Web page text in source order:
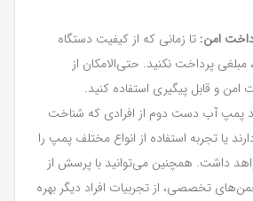
امن: تا زمانی که از کیفیت دستگاه
پرداخت نکنید. حتی‌الامکان از
و قابل پیگیری استفاده کنید.
پمپ آب دست دوم از افرادی که شناخت
یا تجربه استفاده از انواع مختلف پمپ را
داشت. همچنین می‌توانید با پرسش از
تخصصی، از تجربیات افراد دیگر بهره